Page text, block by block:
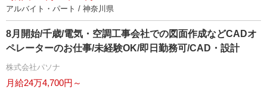
アルバイト・パート / 神奈川県
8月開始/千歳/電気・空調工事会社での図面作成などCADオ
ペレーターのお仕事/未経験OK/即日勤務可/CAD・設計
株式会社パソナ
月給24万4,700円～